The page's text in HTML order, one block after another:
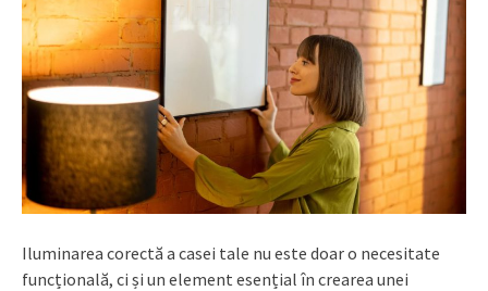
Iluminarea corectă a casei tale nu este doar o necesitate
funcțională, ci și un element esențial în crearea unei